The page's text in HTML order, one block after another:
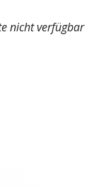
nicht verfügbar